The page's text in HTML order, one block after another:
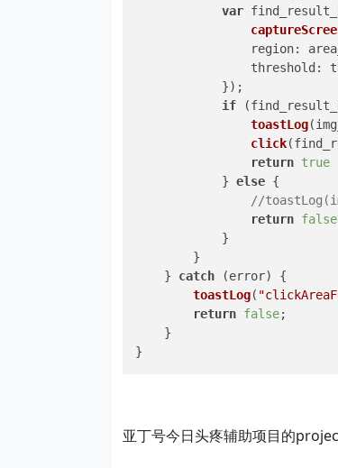
var
region:
threshold :
            });
if
toastLog
click
return true
            }
else {
//
return false
            }
        }
    }
catch (error) {
toastLog(
return false;
    }
}
亚丁号今日头疼辅助项目的